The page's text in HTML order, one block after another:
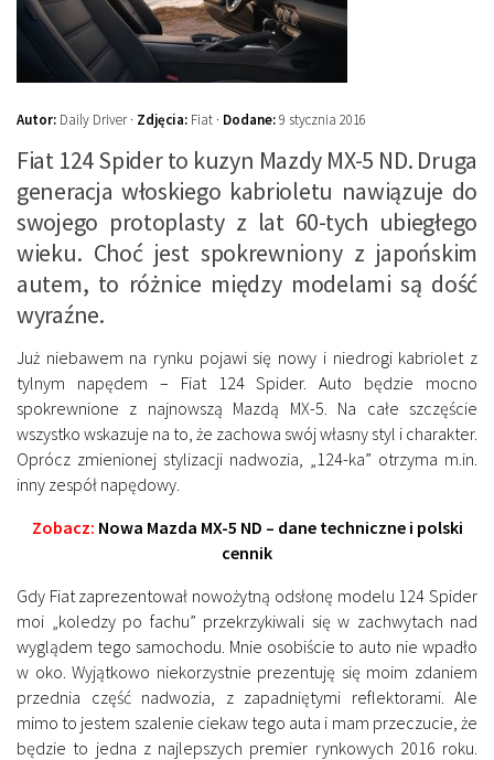
Autor: Daily Driver · Zdjęcia: Fiat · Dodane:9 stycznia 2016
Fiat 124 Spider to kuzyn Mazdy MX-5 ND. Druga
generacja włoskiego kabrioletu nawiązuje do
swojego protoplasty z lat 60-tych ubiegłego
wieku. Choć jest spokrewniony z japońskim
autem, to różnice między modelami są dość
wyraźne.
Już niebawem na rynku pojawi się nowy i niedrogi kabriolet z
tylnym napędem – Fiat 124 Spider. Auto będzie mocno
spokrewnione z najnowszą Mazdą MX-5. Na całe szczęście
wszystko wskazuje na to, że zachowa swój własny styl i charakter.
Oprócz zmienionej stylizacji nadwozia, „124-ka” otrzyma m.in.
inny zespół napędowy.
Zobacz: Nowa Mazda MX-5 ND – dane techniczne i polski
cennik
Gdy Fiat zaprezentował nowożytną odsłonę modelu 124 Spider
moi „koledzy po fachu” przekrzykiwali się w zachwytach nad
wyglądem tego samochodu. Mnie osobiście to auto nie wpadło
w oko. Wyjątkowo niekorzystnie prezentuję się moim zdaniem
przednia część nadwozia, z zapadniętymi reflektorami. Ale
mimo to jestem szalenie ciekaw tego auta i mam przeczucie, że
będzie to jedna z najlepszych premier rynkowych 2016 roku.